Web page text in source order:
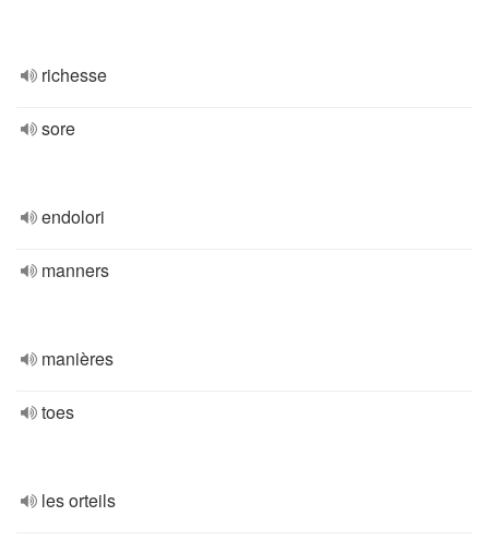
richesse
sore
endolori
manners
manières
toes
les orteils